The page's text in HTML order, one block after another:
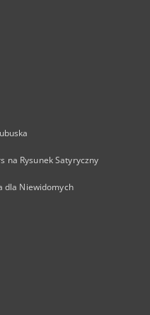
na Rysunek Satyryczny
dla Niewidomych